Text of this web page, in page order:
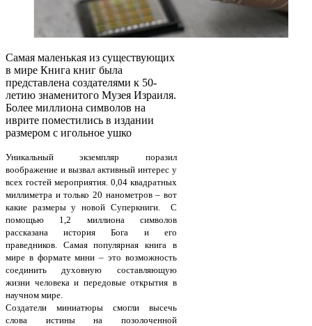
Самая маленькая из существующих
в мире Книга книг была
представлена создателями к 50-
летию знаменитого Музея Израиля.
Более миллиона символов на
иврите поместились в издании
размером с игольное ушко
Уникальный экземпляр поразил
воображение и вызвал активный интерес у
всех гостей мероприятия. 0,04 квадратных
миллиметра и только 20 нанометров – вот
какие размеры у новой Суперкниги. С
помощью 1,2 миллиона символов
рассказана история Бога и его
праведников. Самая популярная книга в
мире в формате мини – это возможность
соединить духовную составляющую
жизни человека и передовые открытия в
научном мире.
Создатели миниатюры смогли высечь
слова истины на позолоченной